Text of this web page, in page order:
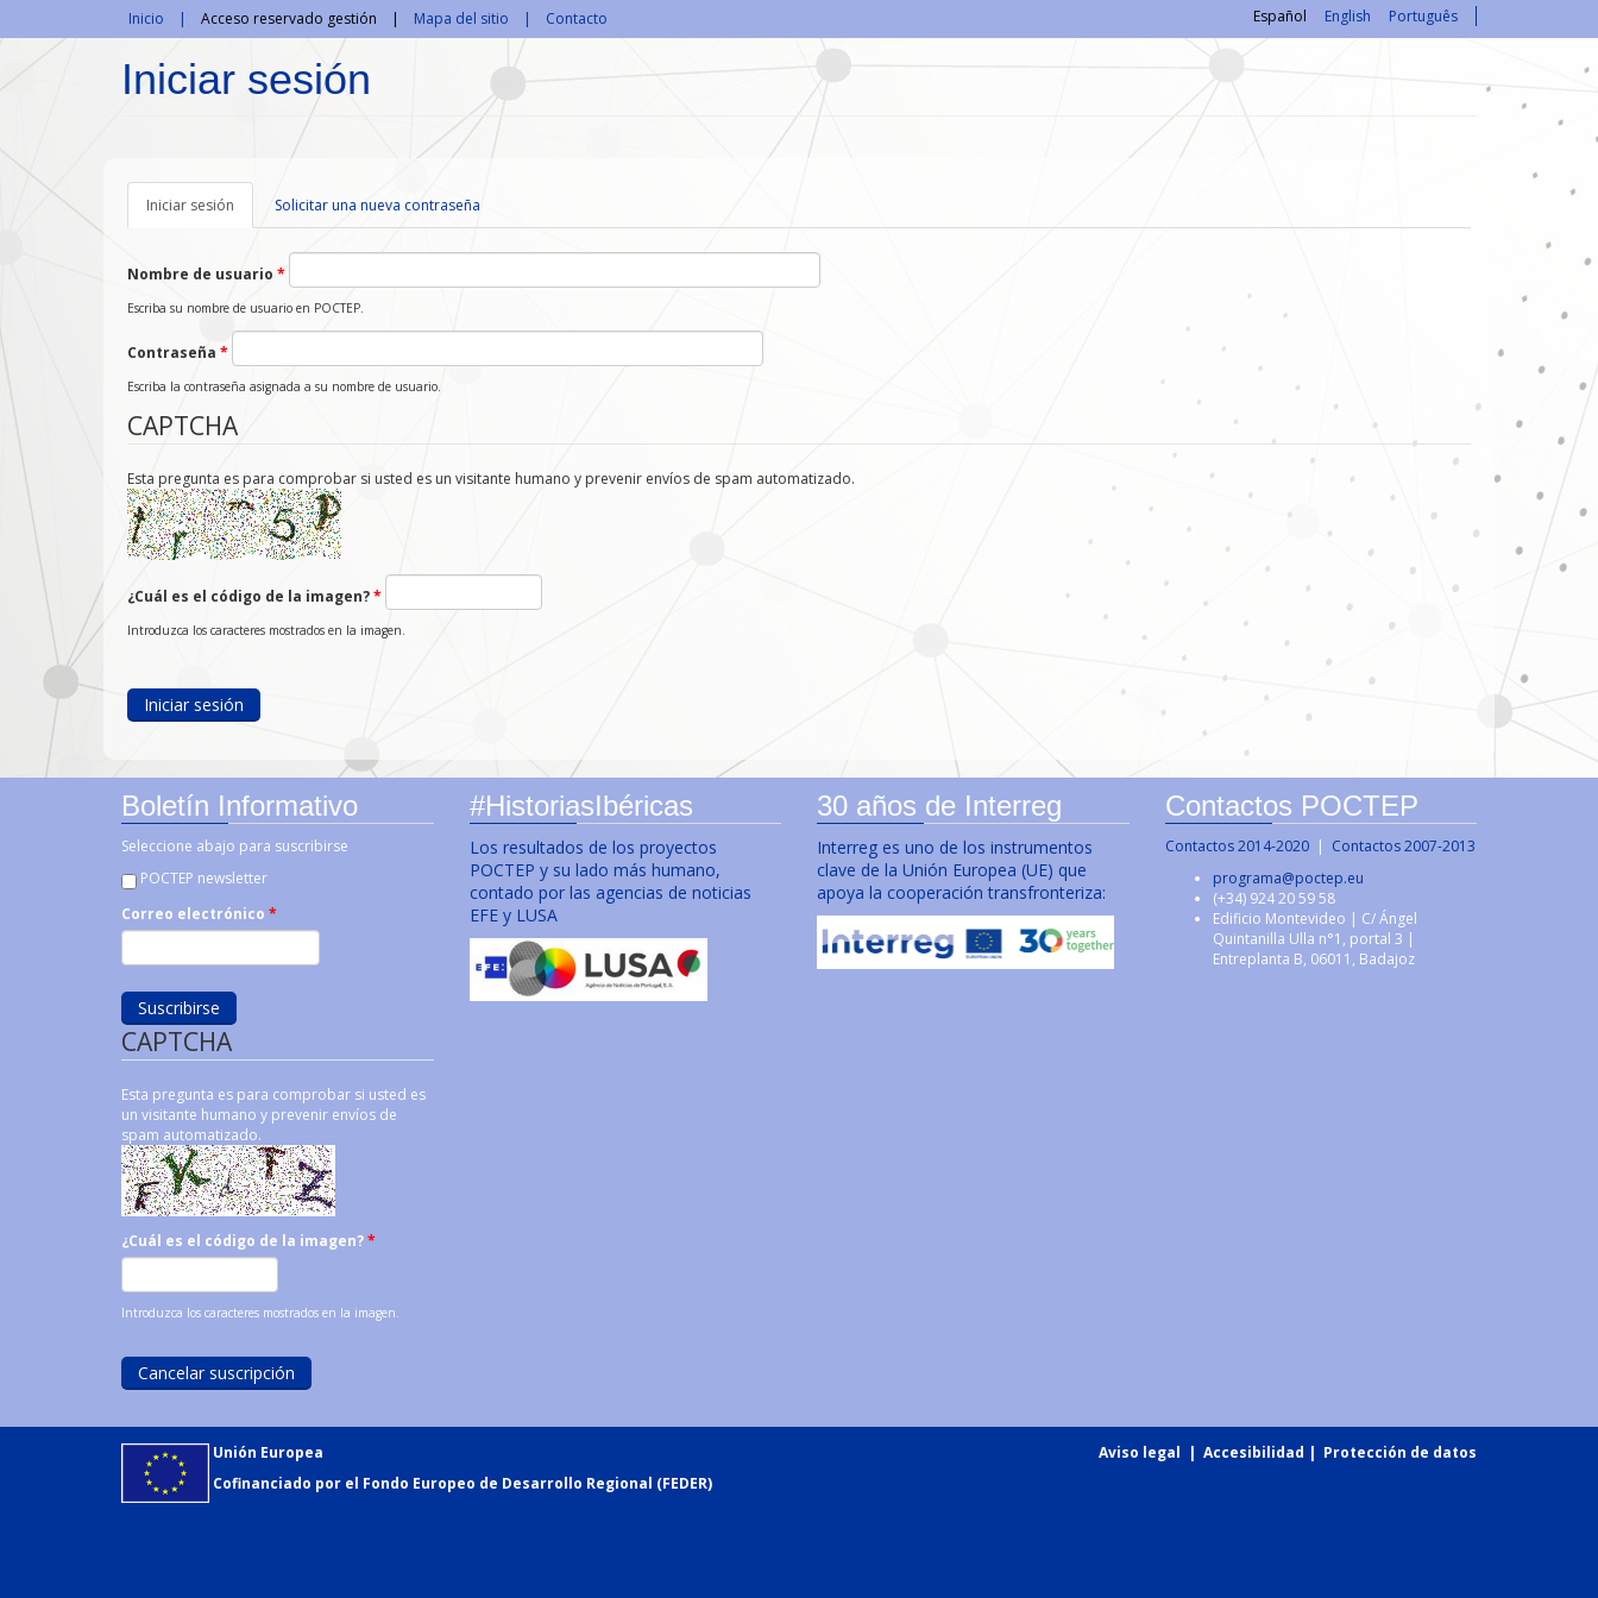
Pasar al contenido principal
Inicio Acceso reservado gestión Mapa del sitio Contacto Español English Português
Iniciar sesión
Iniciar sesión (solapa
activa)
Solicitar una nueva contraseña
Nombre de usuario *
Escriba su nombre de usuario en POCTEP.
Contraseña *
Escriba la contraseña asignada a su nombre de usuario.
CAPTCHA
Esta pregunta es para comprobar si usted es un visitante humano y prevenir envíos de spam automatizado.
¿Cuál es el código de la imagen?*
Introduzca los caracteres mostrados en la imagen.
Boletín Informativo
Seleccione abajo para suscribirse
POCTEP newsletter
Correo electrónico *
CAPTCHA
Esta pregunta es para comprobar si usted es
un visitante humano y prevenir envíos de
spam automatizado.
¿Cuál es el código de la imagen?*
Introduzca los caracteres mostrados en la imagen.
#HistoriasIbéricas
Los resultados de los proyectos
POCTEP y su lado más humano,
contado por las agencias de noticias
EFE y LUSA
30 años de Interreg
Interreg es uno de los instrumentos
clave de la Unión Europea (UE) que
apoya la cooperación transfronteriza:
Contactos POCTEP
Contactos 2014-2020| Contactos 2007-2013
programa@poctep.eu
(+34) 924 20 59 58
Edificio Montevideo | C/ Ángel
Quintanilla Ulla n°1, portal 3 |
Entreplanta B, 06011, Badajoz
Unión Europea
Cofinanciado por el Fondo Europeo de Desarrollo Regional (FEDER)
Aviso legal | Accesibilidad | Protección de datos